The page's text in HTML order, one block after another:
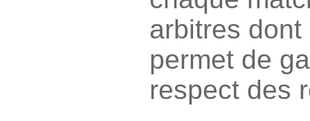
arbitres
permet de
respect des